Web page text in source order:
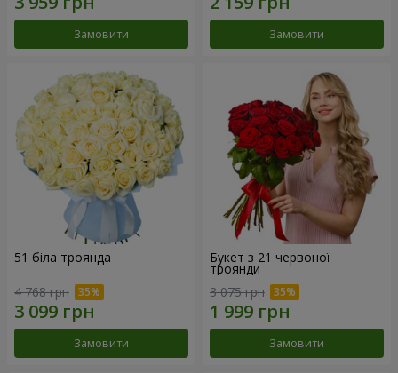
Замовити Замовити
51 біла троянда
4 768 грн
Замовити
Букет з 21 червоної
троянди
3 075 грн
Замовити